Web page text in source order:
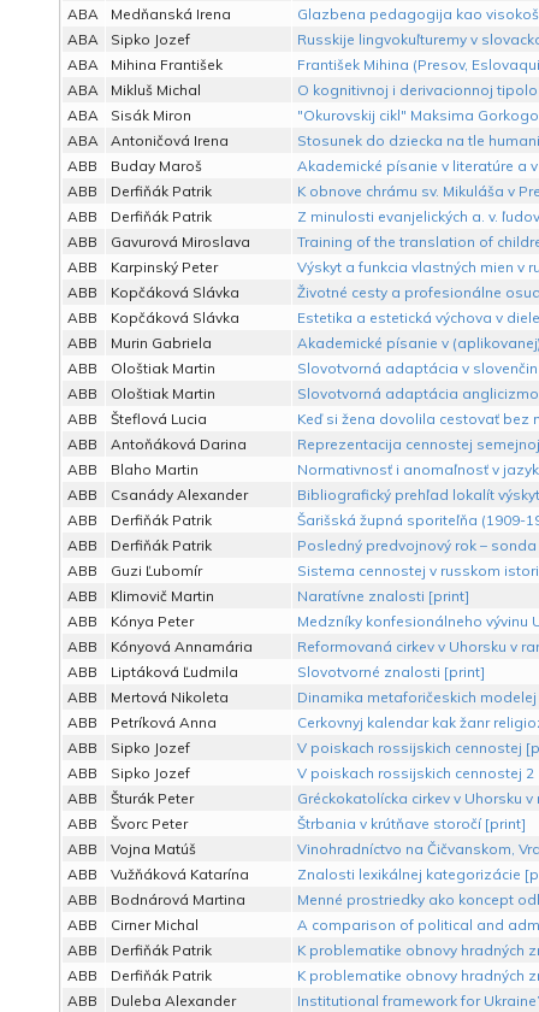
ABA
Medňanská Irena
Glazbena pedagogija kao
ABA
Sipko Jozef
Russkije lingvokuľturemy v
ABA
Mihina František
František Mihina (Presov,
ABA
Mikluš Michal
O kognitivnoj i derivacionnoj
ABA
Sisák Miron
"Okurovskij cikl" Maksima
ABA
Antoničová Irena
Stosunek do dziecka na tle
ABB
Buday Maroš
Akademické písanie v literatúre a
ABB
Derfiňák Patrik
K obnove chrámu sv. Mikuláša v
ABB
Derfiňák Patrik
Z minulosti evanjelických a. v.
ABB
Gavurová Miroslava
Training of the translation of
ABB
Karpinský Peter
Výskyt a funkcia vlastných mien v
ABB
Kopčáková Slávka
Životné cesty a profesionálne
ABB
Kopčáková Slávka
Estetika a estetická výchova v
ABB
Murin Gabriela
Akademické písanie v
ABB
Ološtiak Martin
Slovotvorná adaptácia v
ABB
Ološtiak Martin
Slovotvorná adaptácia
ABB
Šteflová Lucia
Keď si žena dovolila cestovať bez
ABB
Antoňáková Darina
Reprezentacija cennostej
ABB
Blaho Martin
Normativnosť i anomaľnosť v
ABB
Csanády Alexander
Bibliografický prehľad lokalít
ABB
Derfiňák Patrik
Šarišská župná sporiteľňa (1909-
ABB
Derfiňák Patrik
Posledný predvojnový rok –
ABB
Guzi Ľubomír
Sistema cennostej v russkom
ABB
Klimovič Martin
Naratívne znalosti [print]
ABB
Kónya Peter
Medzníky konfesionálneho vývinu
ABB
Kónyová Annamária
Reformovaná cirkev v Uhorsku v
ABB
Liptáková Ľudmila
Slovotvorné znalosti [print]
ABB
Mertová Nikoleta
Dinamika metaforičeskich
ABB
Petríková Anna
Cerkovnyj kalendar kak žanr
ABB
Sipko Jozef
V poiskach rossijskich cennostej
ABB
Sipko Jozef
V poiskach rossijskich cennostej 2
ABB
Šturák Peter
Gréckokatolícka cirkev v Uhorsku
ABB
Švorc Peter
Štrbania v krútňave storočí [print]
ABB
Vojna Matúš
Vinohradníctvo na Čičvanskom,
ABB
Vužňáková Katarína
Znalosti lexikálnej kategorizácie
ABB
Bodnárová Martina
Menné prostriedky ako koncept
ABB
Cirner Michal
A comparison of political and
ABB
Derfiňák Patrik
K problematike obnovy hradných
ABB
Derfiňák Patrik
K problematike obnovy hradných
ABB
Duleba Alexander
Institutional framework for